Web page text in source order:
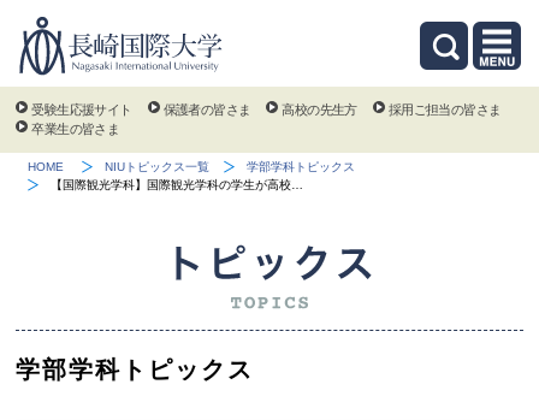
受験生応援サイト 保護者の皆さま 高校の先生方
採用ご担当の皆さま
卒業生の皆さま
HOME NIUトピックス一覧
学部学科トピックス
【国際観光学科】国際観光学科の学生が高校…
学部学科トピックス